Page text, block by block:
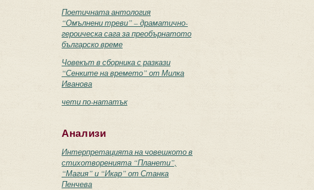
Поетичната антология
“Омълнени треви” – драматично-
героическа сага за преобърнатото
българско време
Човекът в сборника с разкази
“Сенките на времето” от Милка
Иванова
чети по-нататък
Анализи
Интерпретацията на човешкото в
стихотворенията “Планети”,
“Магия” и “Икар” от Станка
Пенчева